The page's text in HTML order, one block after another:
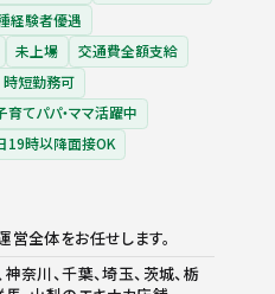
経験者優遇
未上場
交通費全額支給
時短勤務可
育てパパ・ママ活躍中
19時以降面接OK
営全体をお任せします。
神奈川、千葉、埼玉、茨城、栃